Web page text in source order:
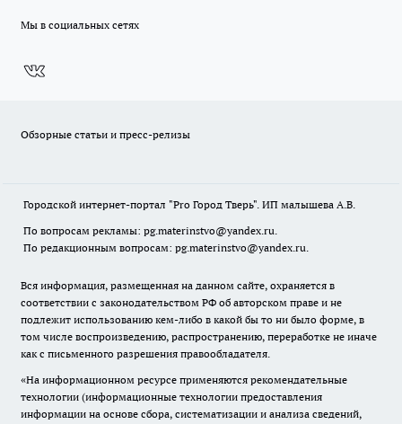
Мы в социальных сетях
Обзорные статьи и пресс-релизы
Городской интернет-портал "Pro Город Тверь". ИП малышева А.В.
По вопросам рекламы: pg.materinstvo@yandex.ru.
По редакционным вопросам: pg.materinstvo@yandex.ru.
Вся информация, размещенная на данном сайте, охраняется в
соответствии с законодательством РФ об авторском праве и не
подлежит использованию кем-либо в какой бы то ни было форме, в
том числе воспроизведению, распространению, переработке не иначе
как с письменного разрешения правообладателя.
«На информационном ресурсе применяются рекомендательные
технологии (информационные технологии предоставления
информации на основе сбора, систематизации и анализа сведений,